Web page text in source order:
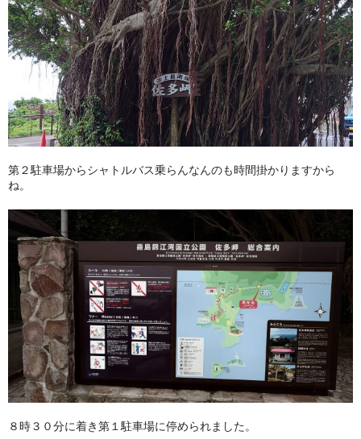
第２駐車場からシャトルバス乗らんなんのも時間掛かりますから
ね。
８時３０分に着き第１駐車場に停められました。